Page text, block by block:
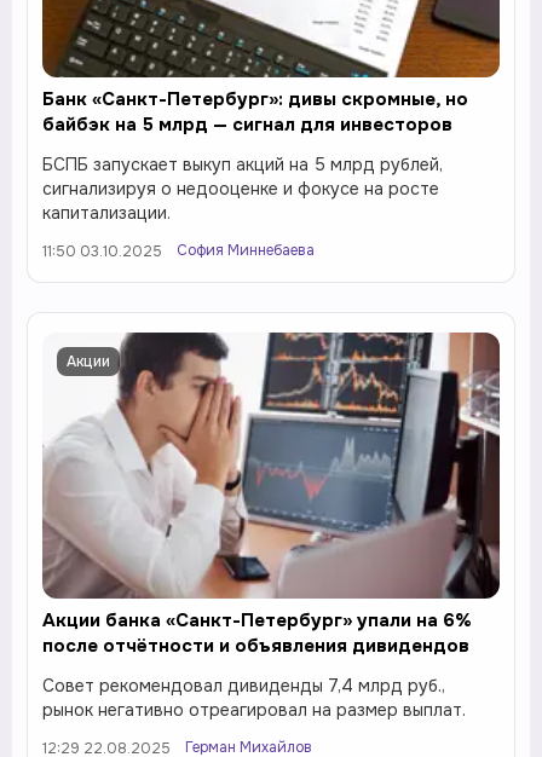
Банк «Санкт-Петербург»: дивы скромные, но
байбэк на 5 млрд — сигнал для инвесторов
БСПБ запускает выкуп акций на 5 млрд рублей,
сигнализируя о недооценке и фокусе на росте
капитализации.
11:50 03.10.2025 София Миннебаева
Акции
Акции банка «Санкт-Петербург» упали на 6%
после отчётности и объявления дивидендов
Совет рекомендовал дивиденды 7,4 млрд руб.,
рынок негативно отреагировал на размер выплат.
12:29 22.08.2025 Герман Михайлов